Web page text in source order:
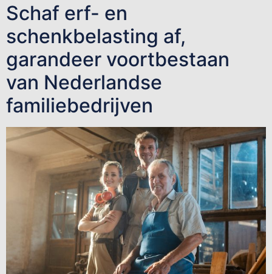
Schaf erf- en
schenkbelasting af,
garandeer voortbestaan
van Nederlandse
familiebedrijven